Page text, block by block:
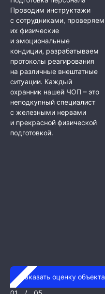
Проводим инструктажи
с сотрудниками, проверяем
их физические
и эмоциональные
кондиции, разрабатываем
протоколы реагирования
на различные внештатные
ситуации. Каждый
охранник нашей ЧОП – это
неподкупный специалист
с железными нервами
и прекрасной физической
подготовкой.
Заказать оценку объекта